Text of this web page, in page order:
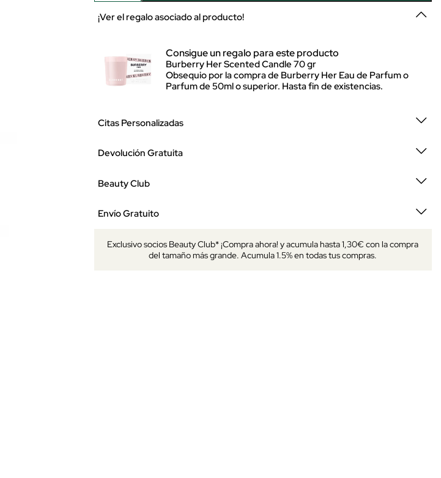
¡Ver el regalo asociado al producto!
Consigue un regalo para este producto
Burberry Her Scented Candle 70 gr
Obsequio por la compra de Burberry Her Eau de Parfum o
Parfum de 50ml o superior. Hasta fin de existencias.
Citas Personalizadas
Devolución Gratuita
Beauty Club
Envío Gratuito
Exclusivo socios Beauty Club* ¡Compra ahora! y acumula hasta 1,30€ con la compra
del tamaño más grande. Acumula 1.5% en todas tus compras.